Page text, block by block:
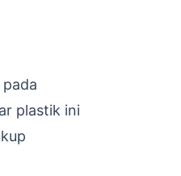
plastik ini